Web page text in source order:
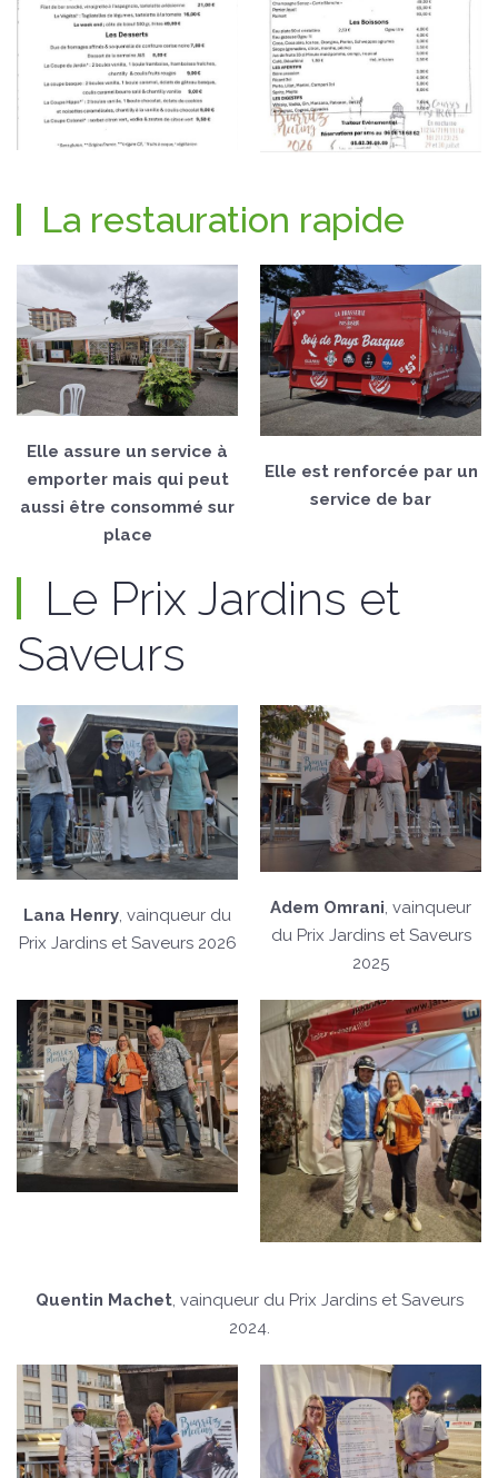
La restauration rapide
Elle assure un service à
emporter mais qui peut
aussi être consommé sur
place
Elle est renforcée par un
service de bar
Le Prix Jardins et
Saveurs
Lana Henry, vainqueur du
Prix Jardins et Saveurs 2026
Adem Omrani, vainqueur
du Prix Jardins et Saveurs
2025
Quentin Machet, vainqueur du Prix Jardins et Saveurs
2024.